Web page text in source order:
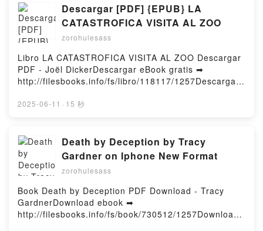
KENTUKIS Samanta Schweblin Audiolibro,
KENTUKIS Samanta Schweblin VK, KENTUKIS
Samanta Schweblin Kindle, KENTUKIS Samanta
Schweblin Epub VK, KENTUKIS Samanta Schweblin
Descargar gratisPowered by Firstory Hosting
Descargar [PDF] {EPUB} LA
CATASTROFICA VISITA AL ZOO
zorohulesass
Libro LA CATASTROFICA VISITA AL ZOO Descargar
PDF - Joël DickerDescargar eBook gratis ➡
http://filesbooks.info/fs/libro/118117/1257Descargar
Libro gratuito (PDF ePub Mobi) de Joël Dicker.LA
LA CATASTROFICA VISITA AL ZOO Joël Dicker Leer
en línea , LA CATASTROFICA VISITA AL ZOO Joël
Dicker Audiolibro, LA CATASTROFICA VISITA AL
ZOO Joël Dicker VK, LA CATASTROFICA VISITA AL
ZOO Joël Dicker Kindle, LA CATASTROFICA VISITA
AL ZOO Joël Dicker Epub VK, LA CATASTROFICA
VISITA AL ZOO Joël Dicker Descargar gratisPowered
by Firstory Hosting
2025-06-11 · 15 秒
Death by Deception by Tracy
Gardner on Iphone New Format
zorohulesass
Book Death by Deception PDF Download - Tracy
GardnerDownload ebook ➡
http://filesbooks.info/fs/book/730512/1257Download